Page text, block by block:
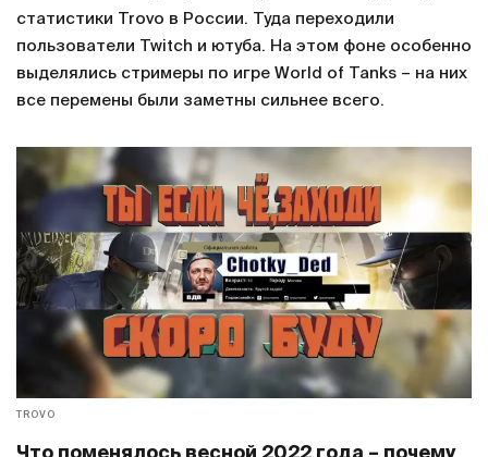
статистики Trovo в России. Туда переходили
пользователи Twitch и ютуба. На этом фоне особенно
выделялись стримеры по игре World of Tanks – на них
все перемены были заметны сильнее всего.
TROVO